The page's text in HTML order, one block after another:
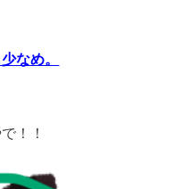
なめ。
！！